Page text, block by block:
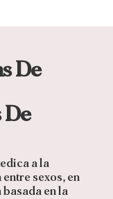
De
De
a la
sexos, en
en la